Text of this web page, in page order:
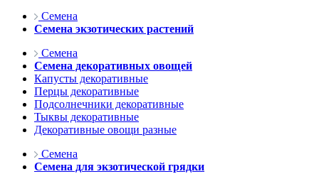
Семена
Семена экзотических растений
Семена
Семена декоративных овощей
Капусты декоративные
Перцы декоративные
Подсолнечники декоративные
Тыквы декоративные
Декоративные овощи разные
Семена
Семена для экзотической грядки